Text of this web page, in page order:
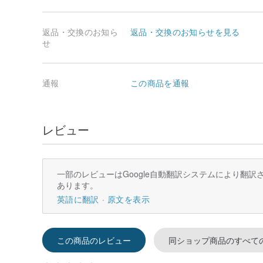
返品・交換のお知ら
せ
返品・交換のお知らせを見る
通報 この商品を通報
レビュー
一部のレビューはGoogle自動翻訳システムにより翻訳
あります。
英語に翻訳
原文を表示
この商品のレビュー 同ショップ商品のすべて